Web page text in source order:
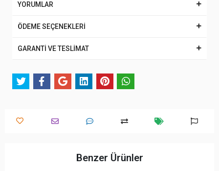
YORUMLAR
ÖDEME SEÇENEKLERİ
GARANTİ VE TESLİMAT
Benzer Ürünler